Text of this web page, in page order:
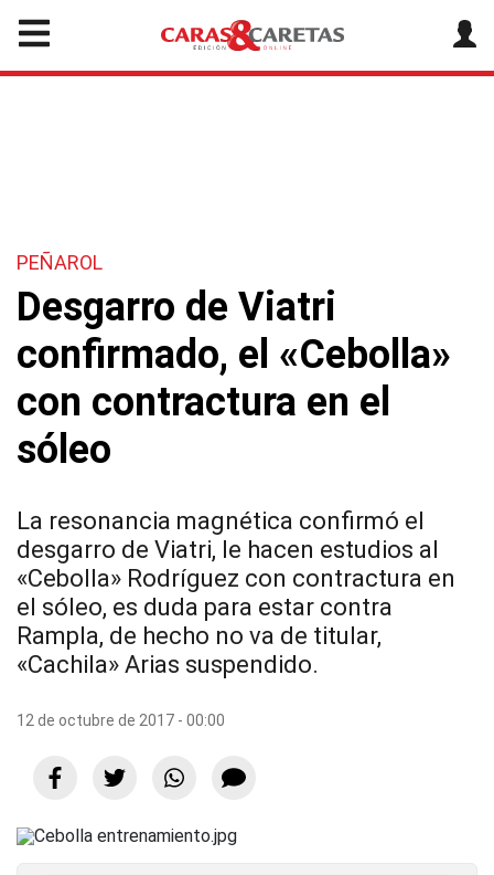
PEÑAROL
Desgarro de Viatri
confirmado, el «Cebolla»
con contractura en el
sóleo
La resonancia magnética confirmó el
desgarro de Viatri, le hacen estudios al
«Cebolla» Rodríguez con contractura en
el sóleo, es duda para estar contra
Rampla, de hecho no va de titular,
«Cachila» Arias suspendido.
12 de octubre de 2017 - 00:00